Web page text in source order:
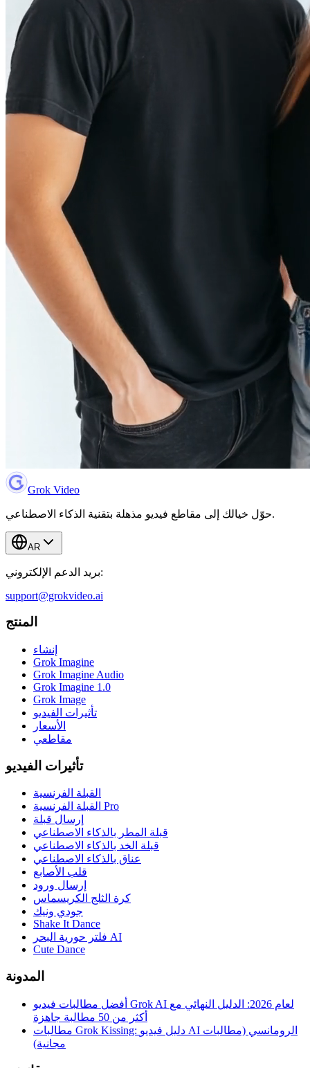
Grok Video
حوّل خيالك إلى مقاطع فيديو مذهلة بتقنية الذكاء الاصطناعي.
AR
بريد الدعم الإلكتروني:
support@grokvideo.ai
المنتج
إنشاء
Grok Imagine
Grok Imagine Audio
Grok Imagine 1.0
Grok Image
تأثيرات الفيديو
الأسعار
مقاطعي
تأثيرات الفيديو
القبلة الفرنسية
القبلة الفرنسية Pro
إرسال قبلة
قبلة المطر بالذكاء الاصطناعي
قبلة الخد بالذكاء الاصطناعي
عناق بالذكاء الاصطناعي
قلب الأصابع
إرسال ورود
كرة الثلج الكريسماس
جودي ونيك
Shake It Dance
فلتر حورية البحر AI
Cute Dance
المدونة
أفضل مطالبات فيديو Grok AI لعام 2026: الدليل النهائي مع
أكثر من 50 مطالبة جاهزة
مطالبات Grok Kissing: دليل فيديو AI الرومانسي (مطالبات
مجانية)